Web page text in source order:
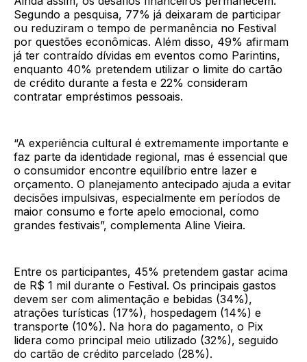
Segundo a pesquisa, 77% já deixaram de participar
ou reduziram o tempo de permanência no Festival
por questões econômicas. Além disso, 49% afirmam
já ter contraído dívidas em eventos como Parintins,
enquanto 40% pretendem utilizar o limite do cartão
de crédito durante a festa e 22% consideram
contratar empréstimos pessoais.
“A experiência cultural é extremamente importante e
faz parte da identidade regional, mas é essencial que
o consumidor encontre equilíbrio entre lazer e
orçamento. O planejamento antecipado ajuda a evitar
decisões impulsivas, especialmente em períodos de
maior consumo e forte apelo emocional, como
grandes festivais”, complementa Aline Vieira.
Entre os participantes, 45% pretendem gastar acima
de R$ 1 mil durante o Festival. Os principais gastos
devem ser com alimentação e bebidas (34%),
atrações turísticas (17%), hospedagem (14%) e
transporte (10%). Na hora do pagamento, o Pix
lidera como principal meio utilizado (32%), seguido
do cartão de crédito parcelado (28%).